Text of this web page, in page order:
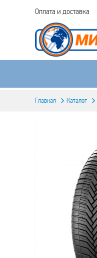
Оплата и доставка
Главная Каталог